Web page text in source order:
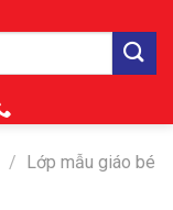
/
Lớp mẫu giáo bé